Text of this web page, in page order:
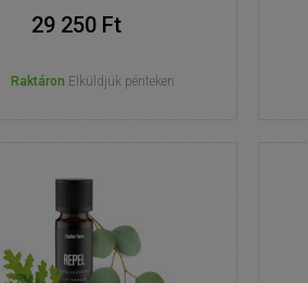
29 250 Ft
Raktáron Elküldjük pénteken